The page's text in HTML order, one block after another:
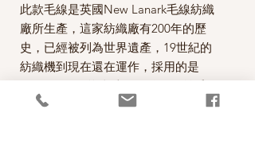
此款毛線是英國New Lanark毛線紡織
廠所生產，這家紡織廠有200年的歷
史，已經被列為世界遺產，19世紀的
紡織機到現在還在運作，採用的是
woolen spun紡織法，而他們的羊毛線
已經被英國認證為有機羊毛線。